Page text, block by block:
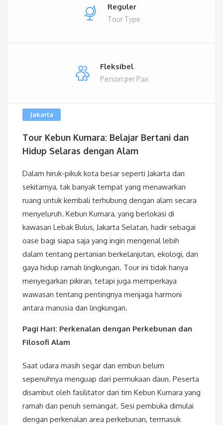
Reguler
Tour Type
Fleksibel
Person per Pax
Jakarta
Tour Kebun Kumara: Belajar Bertani dan
Hidup Selaras dengan Alam
Dalam hiruk-pikuk kota besar seperti Jakarta dan
sekitarnya, tak banyak tempat yang menawarkan
ruang untuk kembali terhubung dengan alam secara
menyeluruh. Kebun Kumara, yang berlokasi di
kawasan Lebak Bulus, Jakarta Selatan, hadir sebagai
oase bagi siapa saja yang ingin mengenal lebih
dalam tentang pertanian berkelanjutan, ekologi, dan
gaya hidup ramah lingkungan. Tour ini tidak hanya
menyegarkan pikiran, tetapi juga memperkaya
wawasan tentang pentingnya menjaga harmoni
antara manusia dan lingkungan.
Pagi Hari: Perkenalan dengan Perkebunan dan
Filosofi Alam
Saat udara masih segar dan embun belum
sepenuhnya menguap dari permukaan daun. Peserta
disambut oleh fasilitator dari tim Kebun Kumara yang
ramah dan penuh semangat. Sesi pembuka dimulai
dengan perkenalan area perkebunan, termasuk